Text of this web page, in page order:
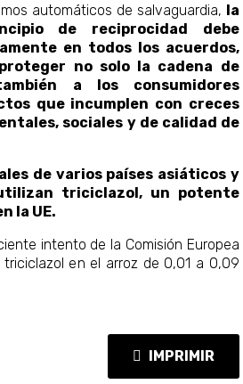
automáticos de salvaguardia, la
de reciprocidad debe
en todos los acuerdos,
no solo la cadena de
a los consumidores
que incumplen con creces
sociales y de calidad de
de varios países asiáticos y
triciclazol, un potente
la UE.
intento de la Comisión Europea
en el arroz de 0,01 a 0,09
IMPRIMIR